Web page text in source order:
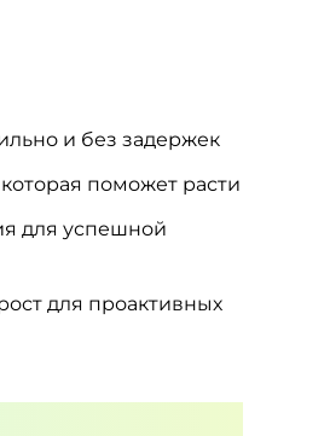
и без задержек
поможет расти
для успешной
для проактивных